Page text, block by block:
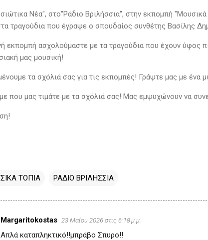
Νέα", στο"Ράδιο Βριλήσσια", στην εκπομπή
τραγούδια που έγραψε ο σπουδαίος συνθέτης Βασίλης
εκπομπή ασχολούμαστε με τα τραγούδια που έχουν ύφος
μας μουσική!
τα σχόλιά σας για τις εκπομπές! Γράψτε μας με ένα
που μας τιμάτε με τα σχόλιά σας! Μας εμψυχώνουν να
ΤΟΠΙΑ ΡΑΔΙΟ ΒΡΙΛΗΣΣΙΑ
Margaritokostas 23 Μαΐου 2026 στις 6:18 μ.μ.
Απλά καταπληκτικό!!μπράβο Σπυρο!!